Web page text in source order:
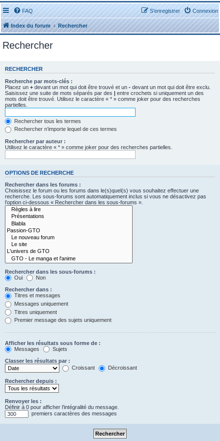
FAQ Connexion
S’enregistrer
Index du forum Rechercher
Rechercher
RECHERCHER
Recherche par mots-clés :
Placez un + devant un mot qui doit être trouvé et un - devant un mot qui doit être exclu.
Saisissez une suite de mots séparés par des | entre crochets si uniquement un des
mots doit être trouvé. Utilisez le caractère « * » comme joker pour des recherches
partielles.
Rechercher tous les termes
Rechercher n’importe lequel de ces termes
Rechercher par auteur :
Utilisez le caractère « * » comme joker pour des recherches partielles.
OPTIONS DE RECHERCHE
Rechercher dans les forums :
Choisissez le forum ou les forums dans le(s)quel(s) vous souhaitez effectuer une
recherche. Les sous-forums sont automatiquement inclus si vous ne désactivez pas
l’option ci-dessous « Rechercher dans les sous-forums ».
Rechercher dans les sous-forums :
Oui
Non
Rechercher dans :
Titres et messages
Messages uniquement
Titres uniquement
Premier message des sujets uniquement
Afficher les résultats sous forme de :
Messages
Sujets
Classer les résultats par :
Croissant
Décroissant
Rechercher depuis :
Renvoyer les :
Définir à 0 pour afficher l’intégralité du message.
premiers caractères des messages